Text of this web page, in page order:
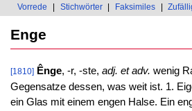
Vorrede Stichwörter Faksimiles
Enge
[1810] Ênge, -r, -ste, adj. et adv. wenig
Gegensatze dessen, was weit ist. 1.
ein Glas mit einem engen Halse. Ein